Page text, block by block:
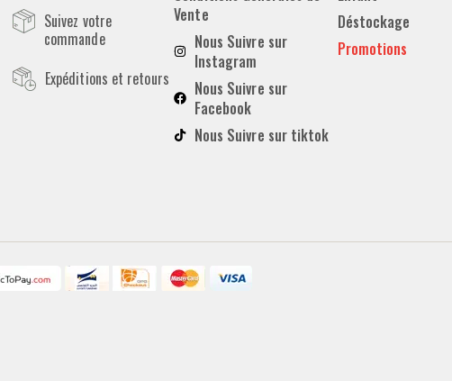
Suivez votre
commande
Expéditions et retours
Vente
Nous Suivre sur
Instagram
Nous Suivre sur
Facebook
Nous Suivre sur tiktok
Déstockage
Promotions